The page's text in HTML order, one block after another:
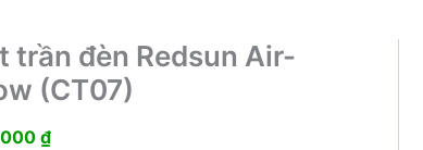
trần đèn Redsun Air-
(CT07)
₫